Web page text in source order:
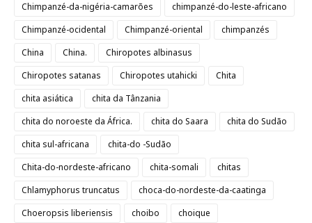
Chimpanzé-da-nigéria-camarões
chimpanzé-do-leste-africano
Chimpanzé-ocidental
Chimpanzé-oriental
chimpanzés
China
China.
Chiropotes albinasus
Chiropotes satanas
Chiropotes utahicki
Chita
chita asiática
chita da Tânzania
chita do noroeste da África.
chita do Saara
chita do Sudão
chita sul-africana
chita-do -Sudão
Chita-do-nordeste-africano
chita-somali
chitas
Chlamyphorus truncatus
choca-do-nordeste-da-caatinga
Choeropsis liberiensis
choibo
choique